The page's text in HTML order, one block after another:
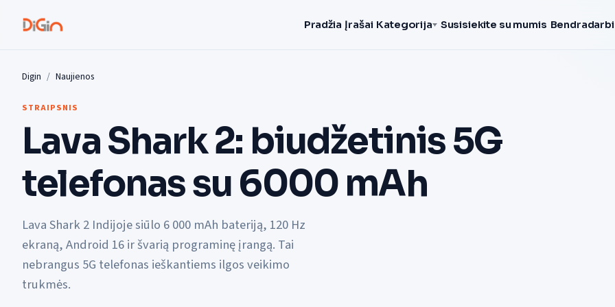
Pradžia Įrašai Kategorija Susisiekite su mumis
Digin Naujienos
STRAIPSNIS
Lava Shark 2: biudžetinis 5G
telefonas su 6000 mAh
Lava Shark 2 Indijoje siūlo 6 000 mAh bateriją, 120 Hz
ekraną, Android 16 ir švarią programinę įrangą. Tai
nebrangus 5G telefonas ieškantiems ilgos veikimo
trukmės.